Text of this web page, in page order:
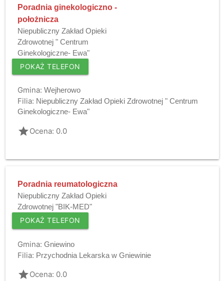
Poradnia ginekologiczno -
położnicza
Niepubliczny Zakład Opieki
Zdrowotnej " Centrum
Ginekologiczne- Ewa"
POKAŻ TELEFON
Gmina: Wejherowo
Filia: Niepubliczny Zakład Opieki Zdrowotnej " Centrum
Ginekologiczne- Ewa"
gradeOcena: 0.0
Poradnia reumatologiczna
Niepubliczny Zakład Opieki
Zdrowotnej "BIK-MED"
POKAŻ TELEFON
Gmina: Gniewino
Filia: Przychodnia Lekarska w Gniewinie
gradeOcena: 0.0